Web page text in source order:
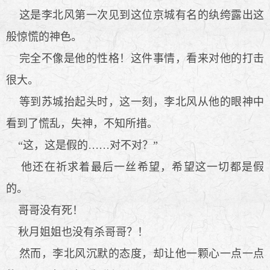
这是李北风第一次见到这位京城有名的纨绔露出这
般惊慌的神色。
完全不像是他的性格！这件事情，看来对他的打击
很大。
等到苏城抬起头时，这一刻，李北风从他的眼神中
看到了慌乱，失神，不知所措。
“这，这是假的……对不对？”
他还在祈求着最后一丝希望，希望这一切都是假
的。
哥哥没有死！
秋月姐姐也没有杀哥哥？！
然而，李北风沉默的态度，却让他一颗心一点一点